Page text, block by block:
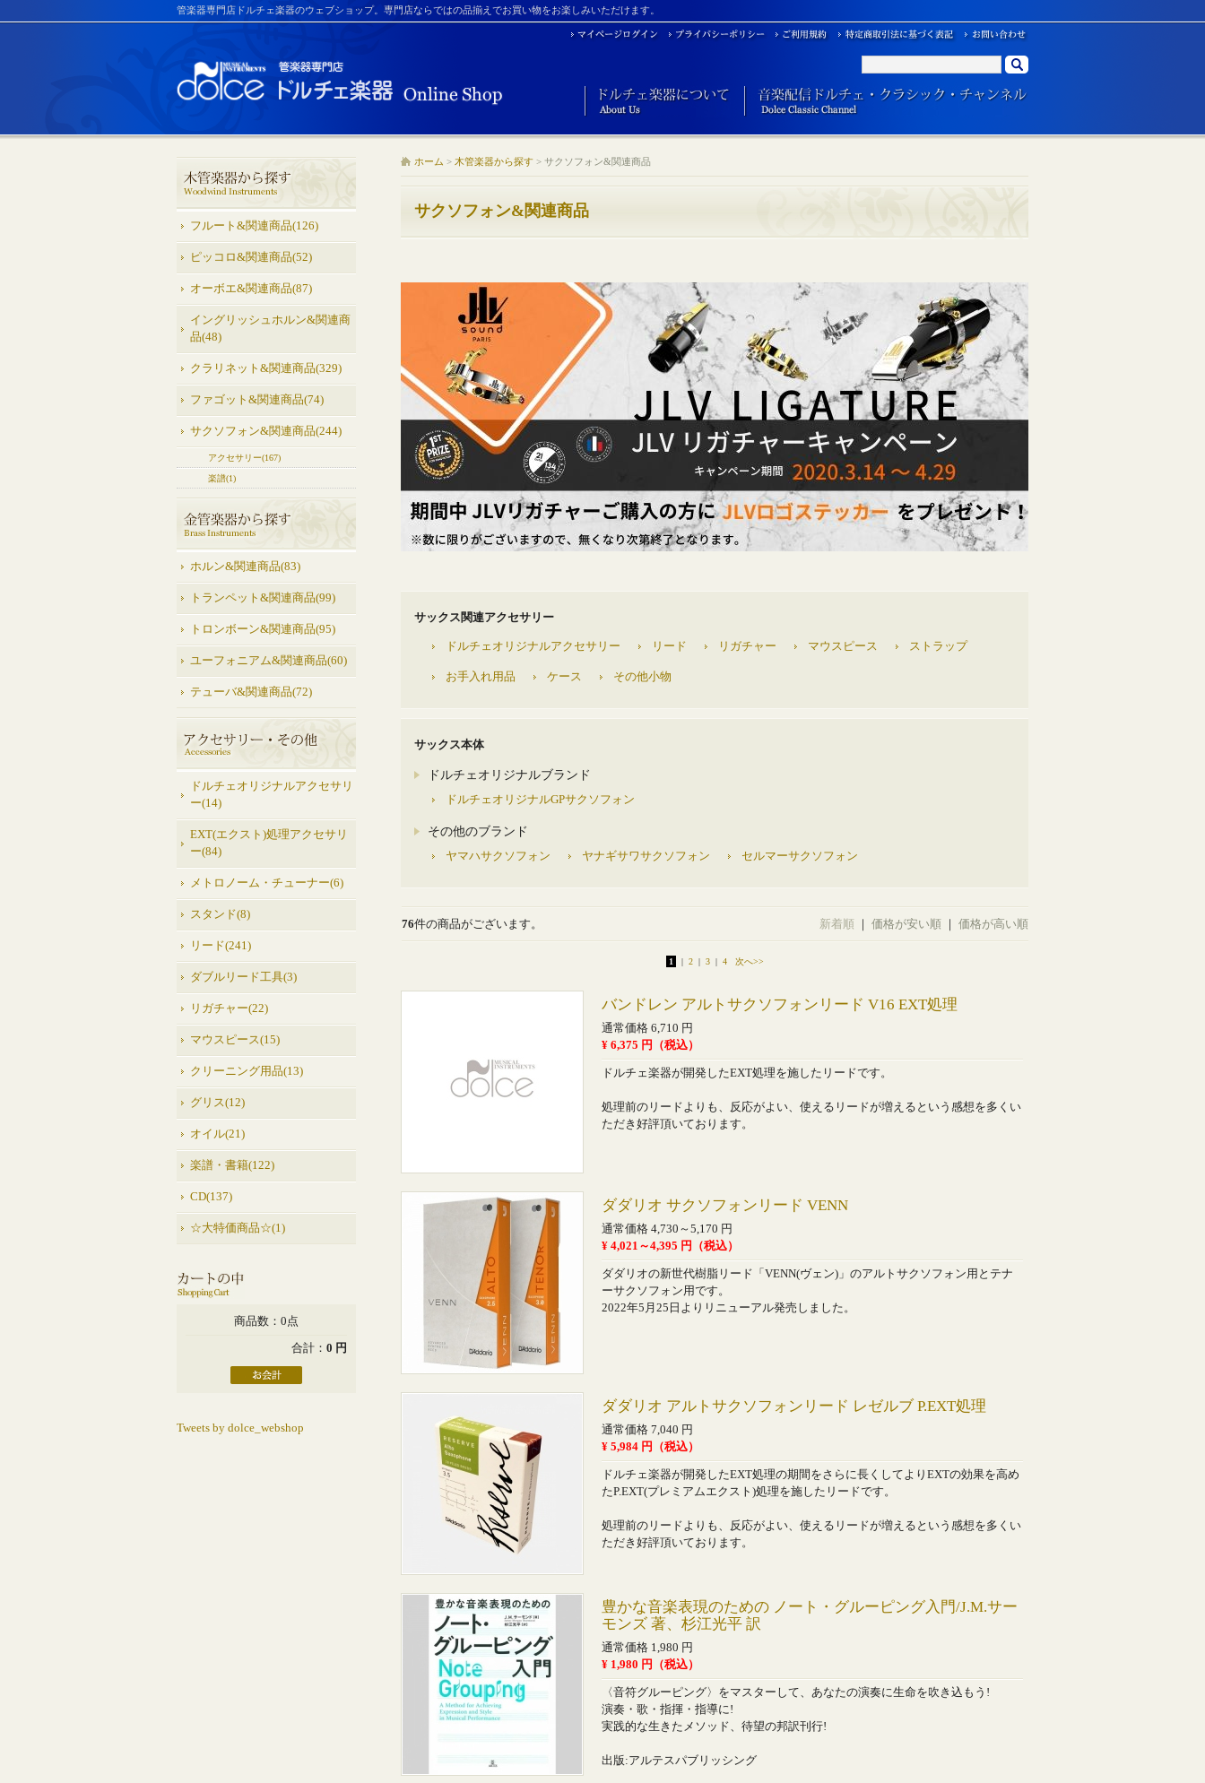
管楽器専門店ドルチェ楽器のウェブショップ。専門店ならではの品揃えでお買い物をお楽しみいただけます。
フルート&関連商品(126)
ピッコロ&関連商品(52)
オーボエ&関連商品(87)
イングリッシュホルン&関連商
品(48)
クラリネット&関連商品(329)
ファゴット&関連商品(74)
サクソフォン&関連商品(244)
アクセサリー(167)
楽譜(1)
ホルン&関連商品(83)
トランペット&関連商品(99)
トロンボーン&関連商品(95)
ユーフォニアム&関連商品(60)
テューバ&関連商品(72)
ドルチェオリジナルアクセサリ
ー(14)
EXT(エクスト)処理アクセサリ
ー(84)
メトロノーム・チューナー(6)
スタンド(8)
リード(241)
ダブルリード工具(3)
リガチャー(22)
マウスピース(15)
クリーニング用品(13)
グリス(12)
オイル(21)
楽譜・書籍(122)
CD(137)
☆大特価商品☆(1)
商品数：0点
合計： 0 円
Tweets by dolce_webshop
ホーム > 木管楽器から探す > サクソフォン&関連商品
サクソフォン&関連商品
サックス関連アクセサリー
ドルチェオリジナルアクセサリー リード リガチャー マウスピース ストラップ
お手入れ用品 ケース その他小物
サックス本体
ドルチェオリジナルブランド
ドルチェオリジナルGPサクソフォン
その他のブランド
ヤマハサクソフォン ヤナギサワサクソフォン セルマーサクソフォン
76件の商品がございます。 新着順｜ 価格が安い順｜ 価格が高い順
1 | 2 | 3 | 4 次へ>>
バンドレン アルトサクソフォンリード V16 EXT処理
通常価格 6,710 円
¥ 6,375 円（税込）
ドルチェ楽器が開発したEXT処理を施したリードです。
処理前のリードよりも、反応がよい、使えるリードが増えるという感想を多くい
ただき好評頂いております。
ダダリオ サクソフォンリード VENN
通常価格 4,730～5,170 円
¥ 4,021～4,395 円（税込）
ダダリオの新世代樹脂リード「VENN(ヴェン)」のアルトサクソフォン用とテナ
ーサクソフォン用です。
2022年5月25日よりリニューアル発売しました。
ダダリオ アルトサクソフォンリード レゼルブ P.EXT処理
通常価格 7,040 円
¥ 5,984 円（税込）
ドルチェ楽器が開発したEXT処理の期間をさらに長くしてよりEXTの効果を高め
たP.EXT(プレミアムエクスト)処理を施したリードです。
処理前のリードよりも、反応がよい、使えるリードが増えるという感想を多くい
ただき好評頂いております。
豊かな音楽表現のための ノート・グルーピング入門/J.M.サー
モンズ 著、杉江光平 訳
通常価格 1,980 円
¥ 1,980 円（税込）
〈音符グルーピング〉をマスターして、あなたの演奏に生命を吹き込もう!
演奏・歌・指揮・指導に!
実践的な生きたメソッド、待望の邦訳刊行!
出版:アルテスパブリッシング